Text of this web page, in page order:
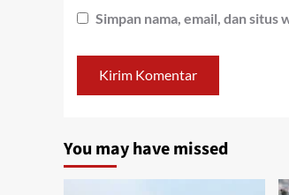
Simpan nama, email, dan
You may have missed